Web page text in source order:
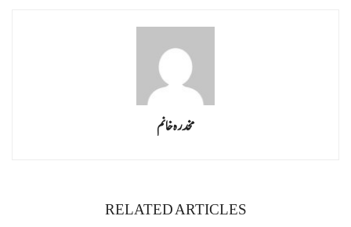
مخدرہ خانم
RELATED ARTICLES